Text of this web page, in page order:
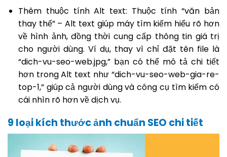
Thêm thuộc tính Alt text: Thuộc tính “văn bản
thay thế” – Alt text giúp máy tìm kiếm hiểu rõ hơn
về hình ảnh, đồng thời cung cấp thông tin giá trị
cho người dùng. Ví dụ, thay vì chỉ đặt tên file là
“dich-vu-seo-web.jpg,” bạn có thể mô tả chi tiết
hơn trong Alt text như “dich-vu-seo-web-gia-re-
top-1,” giúp cả người dùng và công cụ tìm kiếm có
cái nhìn rõ hơn về dịch vụ.
9 loại kích thước ảnh chuẩn SEO chi tiết